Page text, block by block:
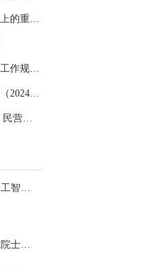
习近平主席在全军高级干部培训班开班式上的重要讲话引领全军开展思想整风、深化政治整训
中共中央办公厅印发《全国党员教育培训工作规划（2024－2028年）》
中共中央国务院印发《乡村全面振兴规划（2024—2027年）》
习近平：民营经济发展前景广阔大有可为 民营企业和民营企业家大显身手正当其时
习近平出席2026世界人工智能大会暨人工智能全球治理高级别会议开幕式并发表主旨讲话
习近平出席国家科学技术奖励大会两院院士大会中国科协第十一次全国代表大会并发表重要讲话